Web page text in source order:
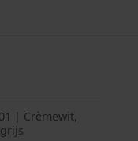
| Crèmewit,